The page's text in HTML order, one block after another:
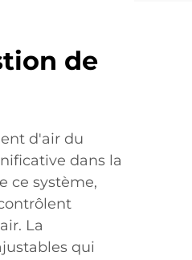
de
d'air du
dans la
ce système,
La
qui